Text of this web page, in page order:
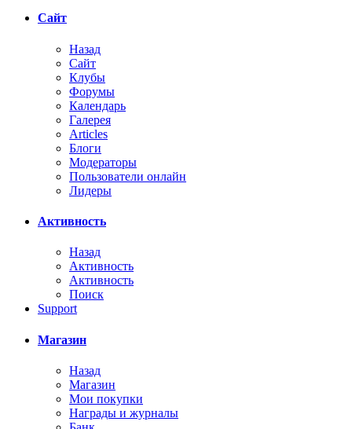
Сайт
Назад
Сайт
Клубы
Форумы
Календарь
Галерея
Articles
Блоги
Модераторы
Пользователи онлайн
Лидеры
Активность
Назад
Активность
Активность
Поиск
Support
Магазин
Назад
Магазин
Мои покупки
Награды и журналы